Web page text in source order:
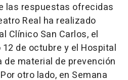
las respuestas ofrecidas
Real ha realizado
Clínico San Carlos, el
de octubre y el Hospital
de material de prevención
otro lado, en Semana